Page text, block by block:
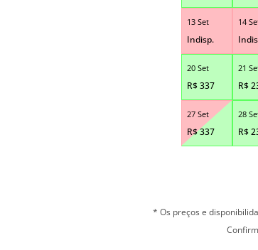
13 Set
Indisp.
14
20 Set
R$337
21
R$
27 Set
R$337
28
R$
* Os preços e